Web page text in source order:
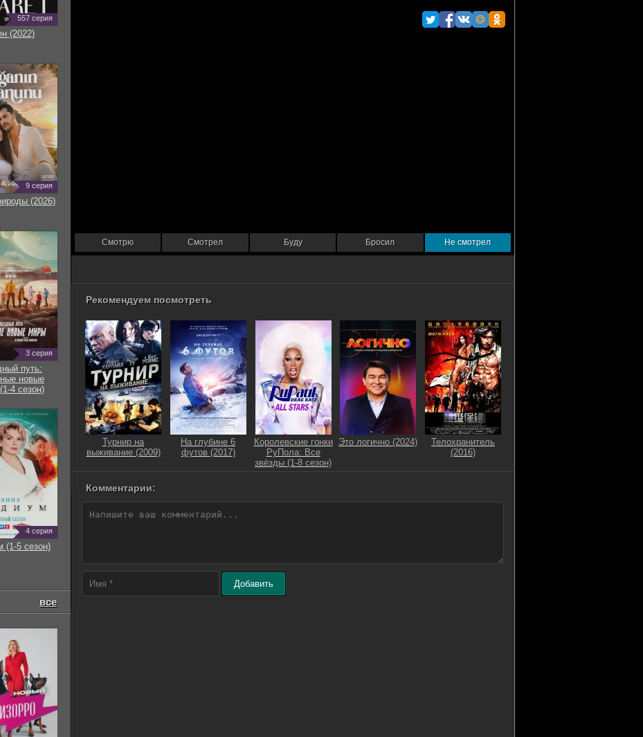
Смотрю Смотрел Буду Бросил Не смотрел
Рекомендуем посмотреть
Турнир на
выживание (2009)
На глубине 6
футов (2017)
Королевские гонки
РуПола: Все
звёзды (1-8 сезон)
Это логично (2024)
Телохранитель
(2016)
Комментарии:
Добавить
557 серия
(2022)
9 серия
(2026)
3 серия
путь:
новые
4 сезон)
4 серия
(1-5 сезон)
все